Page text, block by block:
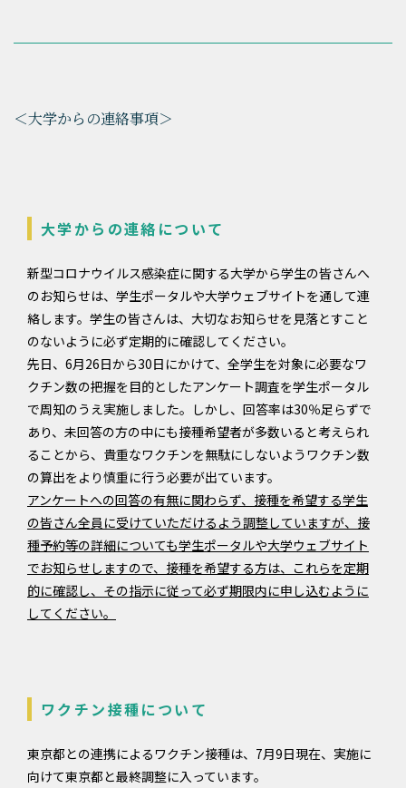
＜大学からの連絡事項＞
大学からの連絡について
新型コロナウイルス感染症に関する大学から学生の皆さんへ
のお知らせは、学生ポータルや大学ウェブサイトを通して連
絡します。学生の皆さんは、大切なお知らせを見落とすこと
のないように必ず定期的に確認してください。
先日、6月26日から30日にかけて、全学生を対象に必要なワ
クチン数の把握を目的としたアンケート調査を学生ポータル
で周知のうえ実施しました。しかし、回答率は30％足らずで
あり、未回答の方の中にも接種希望者が多数いると考えられ
ることから、貴重なワクチンを無駄にしないようワクチン数
の算出をより慎重に行う必要が出ています。
アンケートへの回答の有無に関わらず、接種を希望する学生
の皆さん全員に受けていただけるよう調整していますが、接
種予約等の詳細についても学生ポータルや大学ウェブサイト
でお知らせしますので、接種を希望する方は、これらを定期
的に確認し、その指示に従って必ず期限内に申し込むように
してください。
ワクチン接種について
東京都との連携によるワクチン接種は、7月9日現在、実施に
向けて東京都と最終調整に入っています。